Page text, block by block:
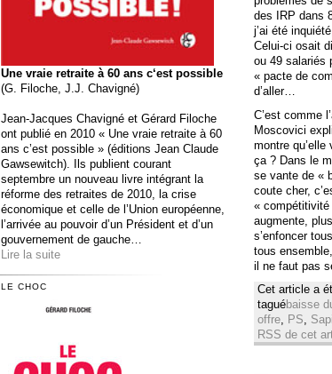
des IRP dans
j’ai été
Celui-ci osait
ou 49 salariés
« pacte de
d’aller…
C’est comme
Moscovici
montre
ça ? Dans le
se vante de «
coute cher,
«
augmente,
s’enfoncer
tous
il ne faut pas
Cet article a
taguébaisse
offre, PS,
RSS de cet
Une vraie retraite à 60 ans c‘est possible
(G. Filoche, J.J. Chavigné)
Jean-Jacques Chavigné et Gérard Filoche
ont publié en 2010 « Une vraie retraite à 60
ans c’est possible » (éditions Jean Claude
Gawsewitch). Ils publient courant
septembre un nouveau livre intégrant la
réforme des retraites de 2010, la crise
économique et celle de l’Union européenne,
l’arrivée au pouvoir d’un Président et d’un
gouvernement de gauche…
Lire la suite
LE CHOC